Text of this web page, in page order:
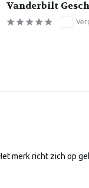
Vanderbilt
merk richt zich op